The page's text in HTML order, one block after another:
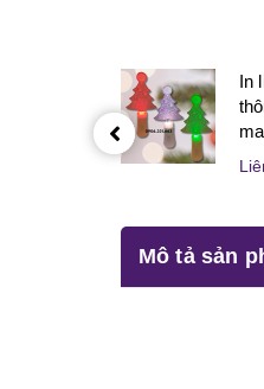
In
Mô tả sản